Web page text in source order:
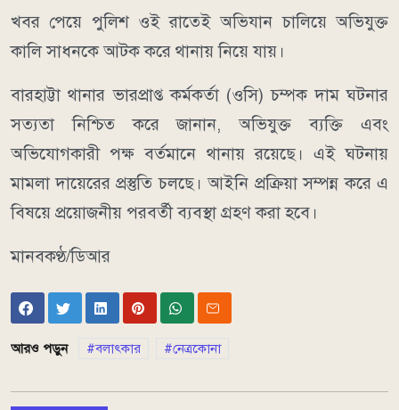
খবর পেয়ে পুলিশ ওই রাতেই অভিযান চালিয়ে অভিযুক্ত
কালি সাধনকে আটক করে থানায় নিয়ে যায়।
বারহাট্টা থানার ভারপ্রাপ্ত কর্মকর্তা (ওসি) চম্পক দাম ঘটনার
সত্যতা নিশ্চিত করে জানান, অভিযুক্ত ব্যক্তি এবং
অভিযোগকারী পক্ষ বর্তমানে থানায় রয়েছে। এই ঘটনায়
মামলা দায়েরের প্রস্তুতি চলছে। আইনি প্রক্রিয়া সম্পন্ন করে এ
বিষয়ে প্রয়োজনীয় পরবর্তী ব্যবস্থা গ্রহণ করা হবে।
মানবকণ্ঠ/ডিআর
আরও পড়ুন বলাৎকার নেত্রকোনা